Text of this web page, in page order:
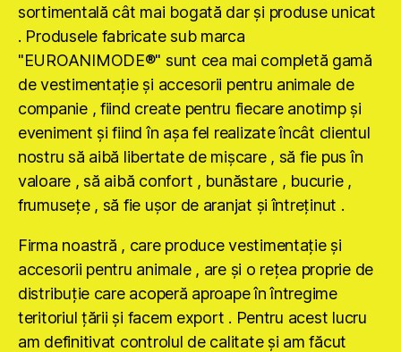
sortimentală cât mai bogată dar şi produse unicat
. Produsele fabricate sub marca
"EUROANIMODE®" sunt cea mai completă gamă
de vestimentaţie şi accesorii pentru animale de
companie , fiind create pentru fiecare anotimp şi
eveniment şi fiind în aşa fel realizate încât clientul
nostru să aibă libertate de mişcare , să fie pus în
valoare , să aibă confort , bunăstare , bucurie ,
frumuseţe , să fie uşor de aranjat şi întreţinut .
Firma noastră , care produce vestimentaţie şi
accesorii pentru animale , are şi o reţea proprie de
distribuţie care acoperă aproape în întregime
teritoriul ţării şi facem export . Pentru acest lucru
am definitivat controlul de calitate şi am făcut